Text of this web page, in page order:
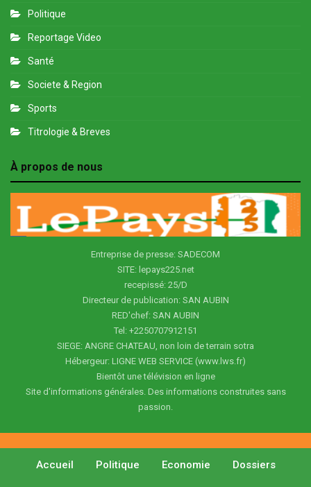
Politique
Reportage Video
Santé
Societe & Region
Sports
Titrologie & Breves
À propos de nous
Entreprise de presse: SADECOM
SITE: lepays225.net
recepissé: 25/D
Directeur de publication: SAN AUBIN
RED'chef: SAN AUBIN
Tel: +2250707912151
SIEGE: ANGRE CHATEAU, non loin de terrain sotra
Hébergeur: LIGNE WEB SERVICE (www.lws.fr)
Bientôt une télévision en ligne
Site d'informations générales. Des informations construites sans
passion.
Accueil Politique Economie Dossiers